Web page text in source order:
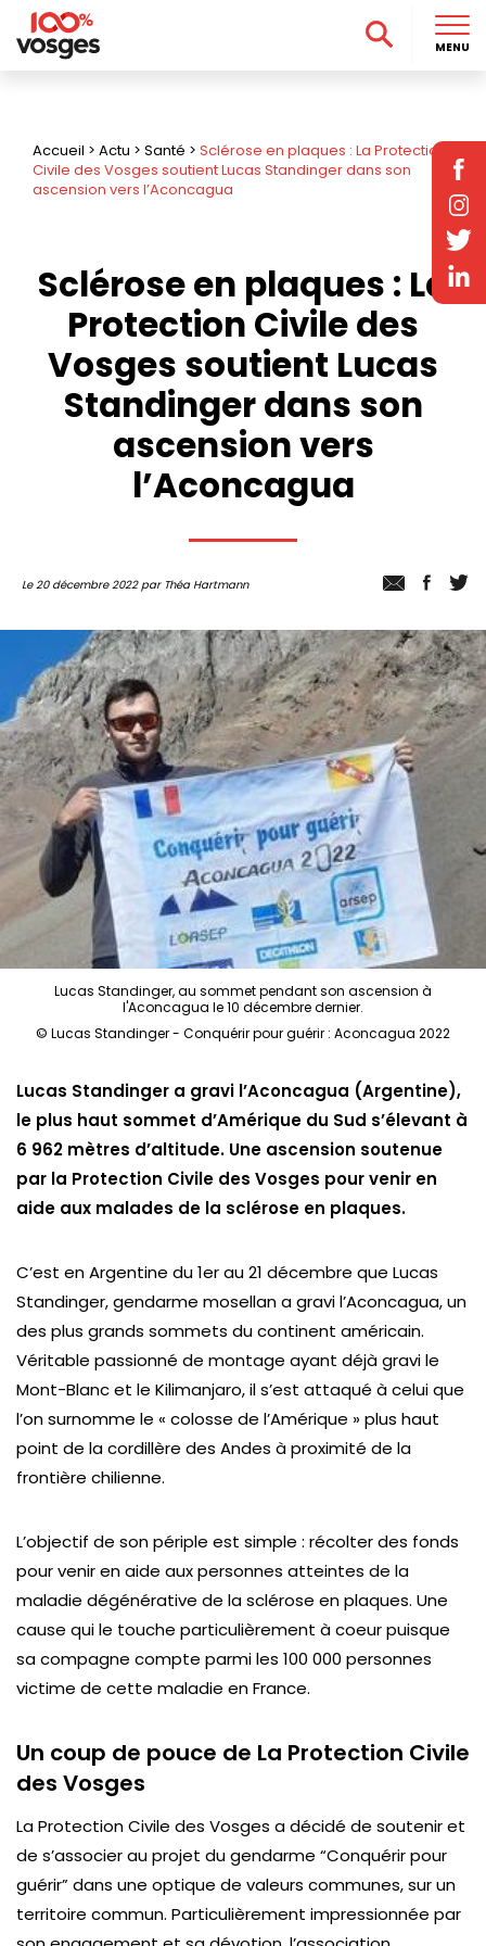
Accueil > Actu > Santé > Sclérose en plaques : La Protection
Civile des Vosges soutient Lucas Standinger dans son
ascension vers l’Aconcagua
Sclérose en plaques : La
Protection Civile des
Vosges soutient Lucas
Standinger dans son
ascension vers
l’Aconcagua
Le 20 décembre 2022 par Théa Hartmann
Lucas Standinger, au sommet pendant son ascension à
l'Aconcagua le 10 décembre dernier.
© Lucas Standinger - Conquérir pour guérir : Aconcagua 2022
Lucas Standinger a gravi l’Aconcagua (Argentine),
le plus haut sommet d’Amérique du Sud s’élevant à
6 962 mètres d’altitude. Une ascension soutenue
par la Protection Civile des Vosges pour venir en
aide aux malades de la sclérose en plaques.
C’est en Argentine du 1er au 21 décembre que Lucas
Standinger, gendarme mosellan a gravi l’Aconcagua,un
des plus grands sommets du continent américain.
Véritable passionné de montage ayant déjà gravi le
Mont-Blanc et le Kilimanjaro, il s’est attaqué à celui que
l’on surnomme le « colosse de l’Amérique » plus haut
point de la cordillère des Andes à proximité de la
frontière chilienne.
L’objectif de son périple est simple : récolter des fonds
pour venir en aide aux personnes atteintes de la
maladie dégénérative de la sclérose en plaques. Une
cause qui le touche particulièrement à coeur puisque
sa compagne compte parmi les 100 000 personnes
victime de cette maladie en France.
Un coup de pouce de La Protection Civile
des Vosges
La Protection Civile des Vosges a décidé de soutenir et
de s’associer au projet du gendarme “Conquérir pour
guérir” dans une optique de valeurs communes, sur un
territoire commun. Particulièrement impressionnée par
MENU